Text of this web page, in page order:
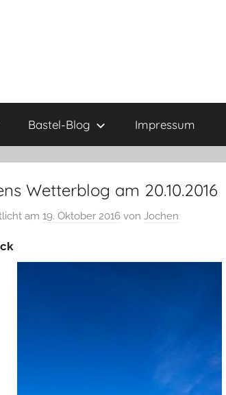
Bastel-Blog Impressum
Wetterblog am 20.10.2016
am19. Oktober 2016 vonJochen